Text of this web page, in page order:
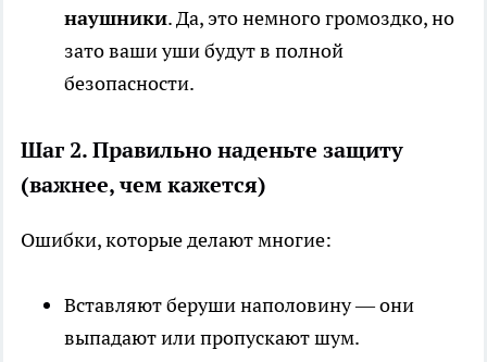
наушники. Да, это немного громоздко, но
зато ваши уши будут в полной
безопасности.
Шаг 2. Правильно наденьте защиту
(важнее, чем кажется)
Ошибки, которые делают многие:
Вставляют беруши наполовину — они
выпадают или пропускают шум.